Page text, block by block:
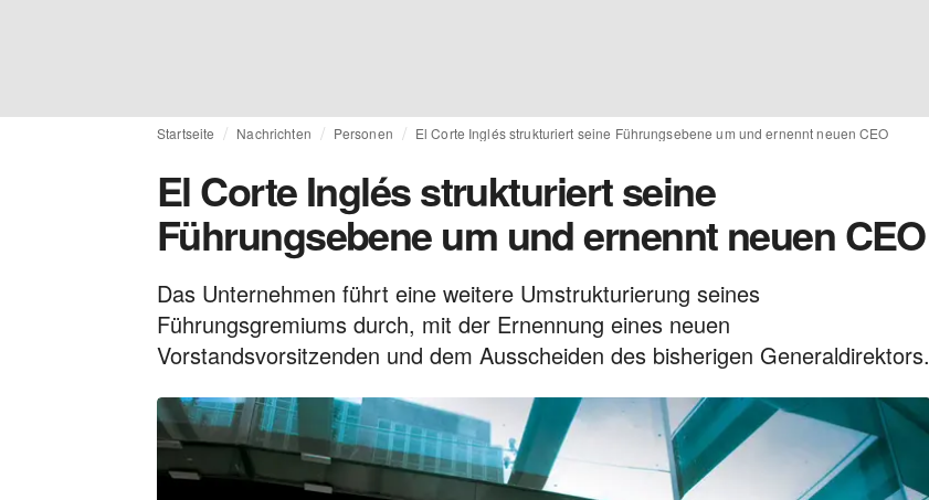
Startseite Nachrichten Personen El Corte Inglés strukturiert seine Führungsebene um und ernennt neuen CEO
El Corte Inglés strukturiert seine
Führungsebene um und ernennt neuen CEO
Das Unternehmen führt eine weitere Umstrukturierung seines
Führungsgremiums durch, mit der Ernennung eines neuen
Vorstandsvorsitzenden und dem Ausscheiden des bisherigen Generaldirektors.